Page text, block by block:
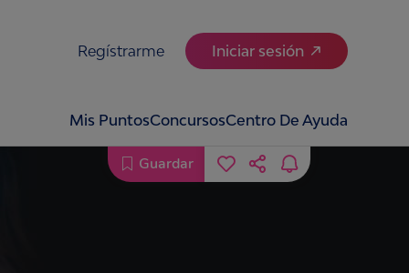
Regístrarme Iniciar sesión
Mis PuntosConcursosCentro De Ayuda
Guardar